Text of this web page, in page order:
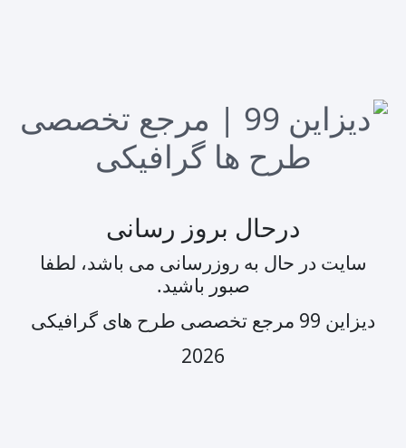
درحال بروز رسانی
سایت در حال به روزرسانی می باشد، لطفا
صبور باشید.
دیزاین 99 مرجع تخصصی طرح های گرافیکی
2026